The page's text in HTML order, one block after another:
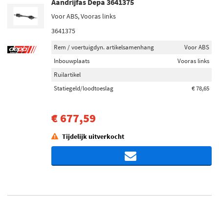
Febi Bilstein (5)
Categorieën
Schakelstangbus (2)
Inbouwplaats
Achteras rechts (25)
Vooras links (19)
Aandrijfas Depa 3641375
Voor ABS, Vooras links
3641375
Rem / voertuigdyn. artikelsamenhang
Voor ABS
Inbouwplaats
Vooras links
Ruilartikel
Statiegeld/loodtoeslag
€ 78,65
€ 677,59
Tijdelijk uitverkocht